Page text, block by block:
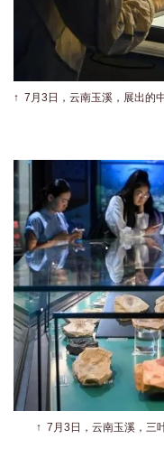
↑ 7月3日，云南玉溪，展出的
↑ 7月3日，云南玉溪，三